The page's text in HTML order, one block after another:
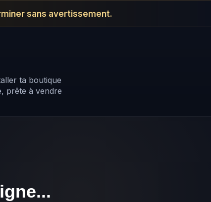
sans avertissement.
ta boutique
prête à vendre